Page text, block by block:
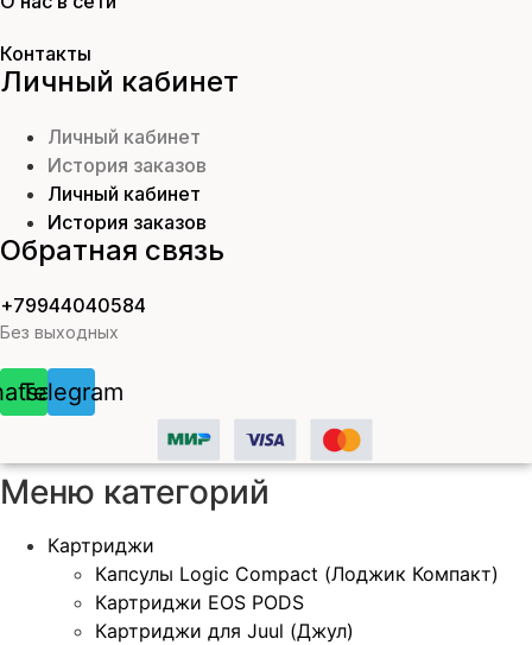
Контакты
Личный кабинет
Личный кабинет
История заказов
Личный кабинет
История заказов
Обратная связь
+79944040584
Без выходных
Telegram
Меню категорий
Картриджи
Капсулы Logic Compact (Лоджик Компакт)
Картриджи EOS PODS
Картриджи для Juul (Джул)